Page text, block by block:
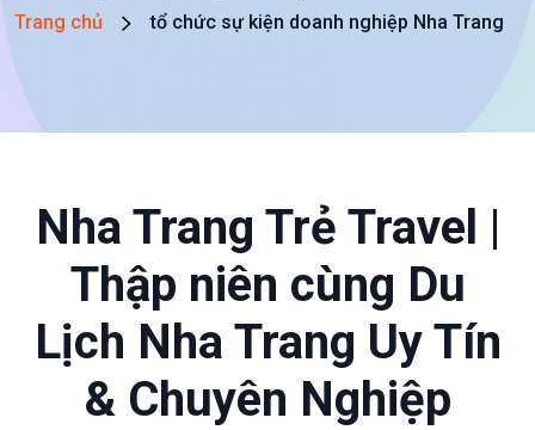
Trang chủ tổ chức sự kiện doanh nghiệp Nha Trang
Nha Trang Trẻ Travel |
Thập niên cùng Du
Lịch Nha Trang Uy Tín
& Chuyên Nghiệp